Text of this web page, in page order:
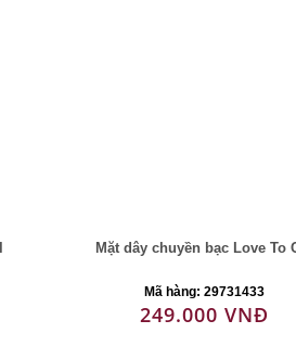
Mặt dây chuyền bạc Love To
Mã hàng: 29731433
249.000 VNĐ